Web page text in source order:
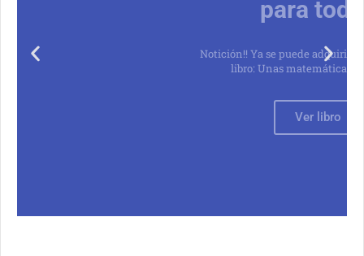
Notición!! Ya se puede adquirir nuestro segundo
libro: Unas matemáticas para todos